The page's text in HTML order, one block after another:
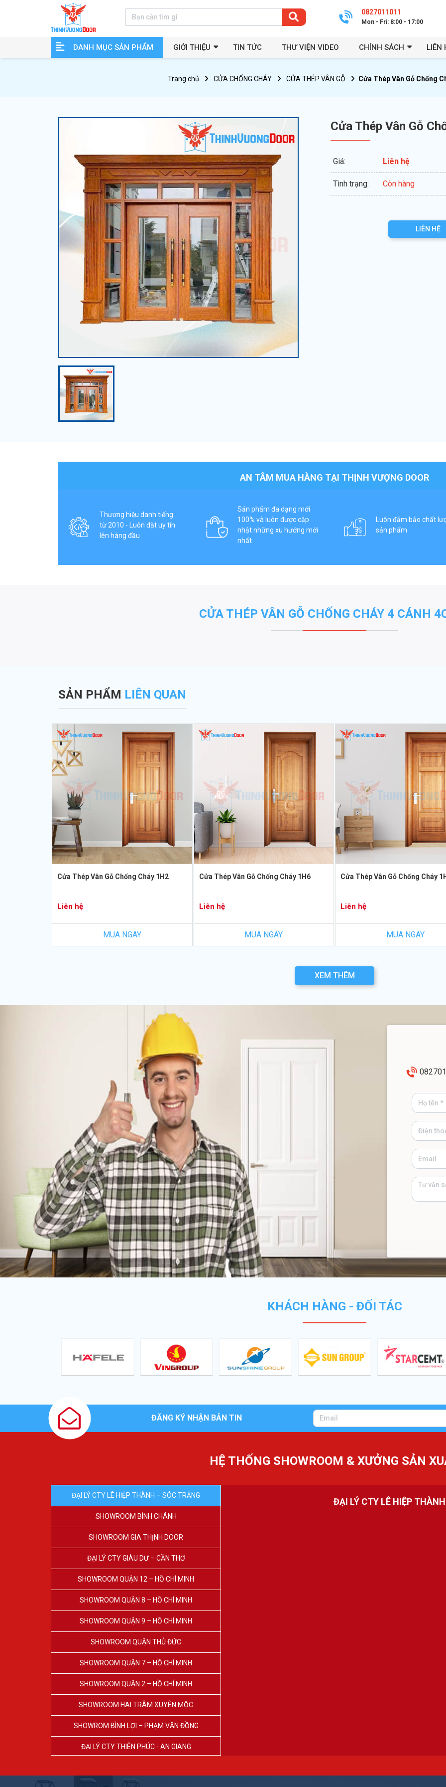
0827011011
Mon - Fri: 8:00 - 17:00
DANH MỤC SẢN PHẨM GIỚI THIỆU TIN TỨC THƯ VIỆN VIDEO CHÍNH SÁCH LIÊN
Trang chủ CỬA CHỐNG CHÁY CỬA THÉP VÂN GỖ Cửa Thép Vân Gỗ Chống
Cửa Thép Vân Gỗ
Giá: Liên hệ
Tình trạng: Còn hàng
LIÊN HỆ
AN TÂM MUA HÀNG TẠI THỊNH VƯỢNG DOOR
Thương hiệu danh tiếng
từ 2010 - Luôn đặt uy tín
lên hàng đầu
Sản phẩm đa dạng mới
100% và luôn được cập
nhật những xu hướng mới
nhất
Luôn đảm bảo chất
sản phẩm
CỬA THÉP VÂN GỖ CHỐNG CHÁY 4 CÁNH
SẢN PHẨM LIÊN QUAN
Cửa Thép Vân Gỗ Chống Cháy 1H2
Liên hệ
MUA NGAY
Cửa Thép Vân Gỗ Chống Cháy 1H6
Liên hệ
MUA NGAY
Cửa Thép Vân Gỗ Chống Cháy
Liên hệ
MUA NGAY
XEM THÊM
KHÁCH HÀNG - ĐỐI TÁC
ĐĂNG KÝ NHẬN BẢN TIN
HỆ THỐNG SHOWROOM & XƯỞNG SẢN
ĐẠI LÝ CTY LÊ HIỆP THÀNH – SÓC TRĂNG
SHOWROOM BÌNH CHÁNH
SHOWROOM GIA THỊNH DOOR
ĐẠI LÝ CTY GIÀU DƯ – CẦN THƠ
SHOWROOM QUẬN 12 – HỒ CHÍ MINH
SHOWROOM QUẬN 8 – HỒ CHÍ MINH
SHOWROOM QUẬN 9 – HỒ CHÍ MINH
SHOWROOM QUẬN THỦ ĐỨC
SHOWROOM QUẬN 7 – HỒ CHÍ MINH
SHOWROOM QUẬN 2 – HỒ CHÍ MINH
SHOWROOM HAI TRÂM XUYÊN MỘC
SHOWROM BÌNH LỢI – PHẠM VĂN ĐỒNG
ĐẠI LÝ CTY THIÊN PHÚC - AN GIANG
ĐẠI LÝ CTY LÊ HIỆP